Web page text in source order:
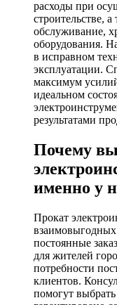
расходы при
строительстве,
обслуживание,
оборудования.
в исправном
эксплуатации.
максимум
идеальном
результатами
Почему
именно у
Прокат
постоянные
для жителей
потребности
клиентов.
помогут